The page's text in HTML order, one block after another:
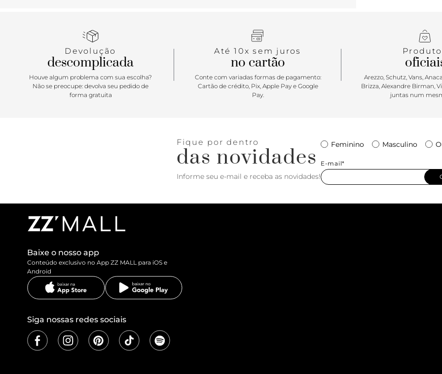
Devolução
descomplicada
Houve algum problema com sua escolha?
Não se preocupe: devolva seu pedido de
forma gratuita
Até 10x sem juros
no cartão
Conte com variadas formas de pagamento:
Cartão de crédito, Pix, Apple Pay e Google
Pay.
Arezzo, Schutz, Vans,
Brizza, Alexandre Birman,
juntas num
Fique por dentro
das novidades
Informe seu e-mail e receba as novidades!
Feminino Masculino
E-mail*
Baixe o nosso app
Conteúdo exclusivo no App ZZ MALL para iOS e
Android
Siga nossas redes sociais